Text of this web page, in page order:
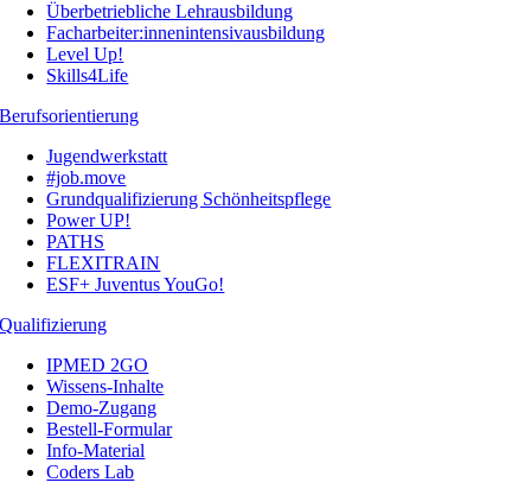
Überbetriebliche Lehrausbildung
Facharbeiter:innenintensivausbildung
Level Up!
Skills4Life
Berufsorientierung
Jugendwerkstatt
#job.move
Grundqualifizierung Schönheitspflege
Power UP!
PATHS
FLEXITRAIN
ESF+ Juventus YouGo!
Qualifizierung
IPMED 2GO
Wissens-Inhalte
Demo-Zugang
Bestell-Formular
Info-Material
Coders Lab